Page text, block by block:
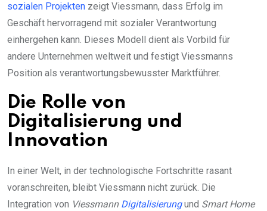
sozialen Projekten zeigt Viessmann, dass Erfolg im
Geschäft hervorragend mit sozialer Verantwortung
einhergehen kann. Dieses Modell dient als Vorbild für
andere Unternehmen weltweit und festigt Viessmanns
Position als verantwortungsbewusster Marktführer.
Die Rolle von
Digitalisierung und
Innovation
In einer Welt, in der technologische Fortschritte rasant
voranschreiten, bleibt Viessmann nicht zurück. Die
Integration von Viessmann Digitalisierungund Smart Home